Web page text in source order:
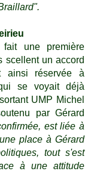
une première
scellent un accord
ainsi réservée à
se voyait déjà
UMP Michel
par Gérard
est liée à
place à Gérard
tout s'est
à une attitude